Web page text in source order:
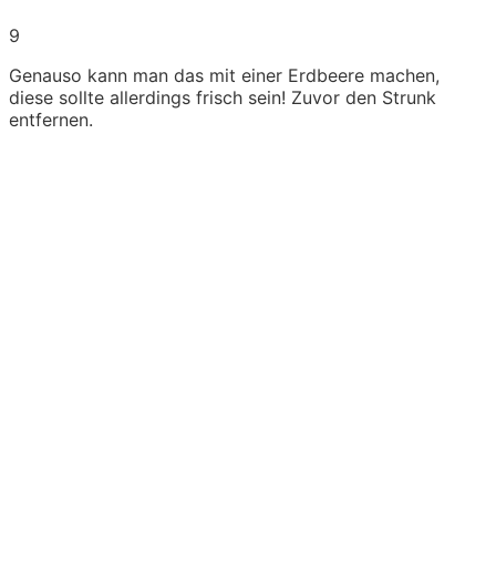
9
Genauso kann man das mit einer Erdbeere machen,
diese sollte allerdings frisch sein! Zuvor den Strunk
entfernen.